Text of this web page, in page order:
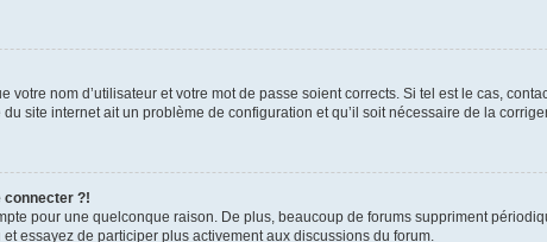
nom d’utilisateur et votre mot de passe soient corrects. Si tel est le cas,
site internet ait un problème de configuration et qu’il soit nécessaire de la
connecter ?!
pour une quelconque raison. De plus, beaucoup de forums suppriment
essayez de participer plus activement aux discussions du forum.